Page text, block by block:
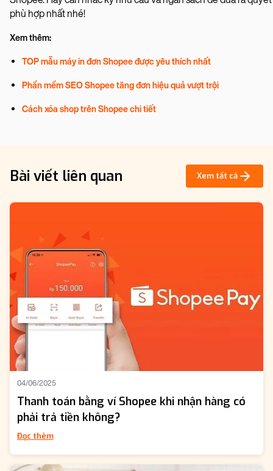
phù hợp nhất nhé!
Xem thêm:
TOP mẫu máy in đơn Shopee được yêu thích nhất
Phần mềm SEO Shopee tăng đơn hiệu quả vượt trội
Cách xóa shop trên Shopee chi tiết
Bài viết liên quan Xem tất cả
04/06/2025
Thanh toán bằng ví Shopee khi nhận hàng có
phải trả tiền không?
Đọc thêm